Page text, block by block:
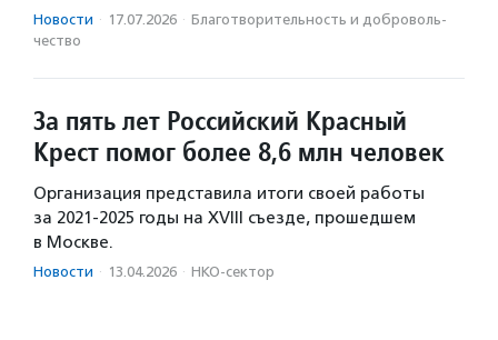
Новости · 17.07.2026 · Благотвори­тель­ность и доброволь­
чест­во
За пять лет Российский Красный
Крест помог более 8,6 млн человек
Организация представила итоги своей работы
за 2021-2025 годы на XVIII съезде, прошедшем
в Москве.
Новости · 13.04.2026 · НКО-сектор